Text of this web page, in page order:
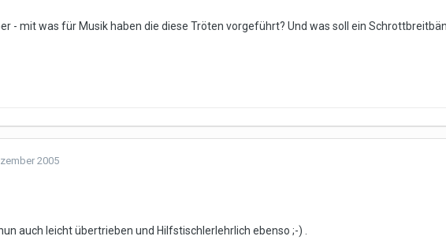
- mit was für Musik haben die diese Tröten vorgeführt? Und was soll ein
2005
auch leicht übertrieben und Hilfstischlerlehrlich ebenso ;-) .